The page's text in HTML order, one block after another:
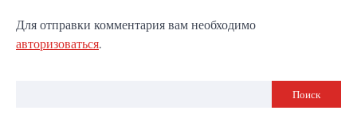
Для отправки комментария вам необходимо
авторизоваться.
Поиск